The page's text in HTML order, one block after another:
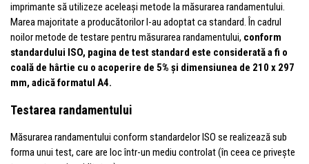
imprimante să utilizeze aceleași metode la măsurarea randamentului.
Marea majoritate a producătorilor l-au adoptat ca standard. În cadrul
noilor metode de testare pentru măsurarea randamentului, conform
standardului ISO, pagina de test standard este considerată a fi o
coală de hârtie cu o acoperire de 5% și dimensiunea de 210 x 297
mm, adică formatul A4.
Testarea randamentului
Măsurarea randamentului conform standardelor ISO se realizează sub
forma unui test, care are loc într-un mediu controlat (în ceea ce privește